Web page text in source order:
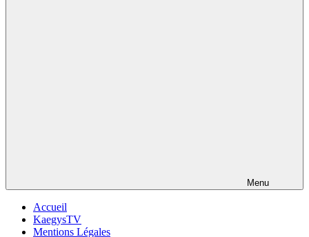
Menu
Accueil
KaegysTV
Mentions Légales